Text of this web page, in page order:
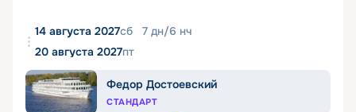
14 августа 2027сб 7 дн/6 нч
20 августа 2027пт
Федор Достоевский
СТАНДАРТ